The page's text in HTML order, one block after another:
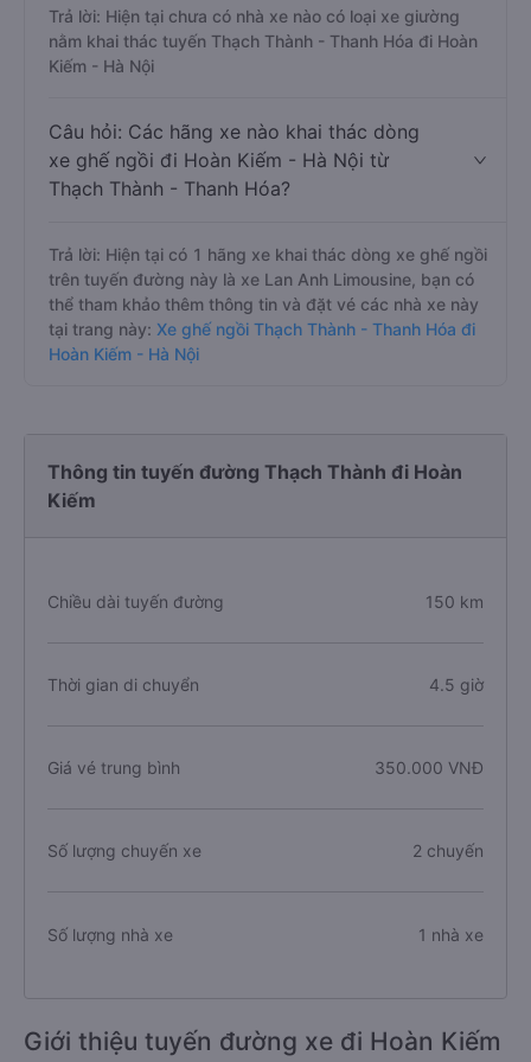
Trả lời: Hiện tại chưa có nhà xe nào có loại xe giường
nằm khai thác tuyến Thạch Thành - Thanh Hóa đi Hoàn
Kiếm - Hà Nội
Câu hỏi: Các hãng xe nào khai thác dòng
xe ghế ngồi đi Hoàn Kiếm - Hà Nội từ
Thạch Thành - Thanh Hóa?
Trả lời: Hiện tại có 1 hãng xe khai thác dòng xe ghế ngồi
trên tuyến đường này là xe Lan Anh Limousine, bạn có
thể tham khảo thêm thông tin và đặt vé các nhà xe này
tại trang này: Xe ghế ngồi Thạch Thành - Thanh Hóa đi
Hoàn Kiếm - Hà Nội
Thông tin tuyến đường Thạch Thành đi Hoàn
Kiếm
Chiều dài tuyến đường 150 km
Thời gian di chuyển 4.5 giờ
Giá vé trung bình 350.000 VNĐ
Số lượng chuyến xe 2 chuyến
Số lượng nhà xe 1 nhà xe
Giới thiệu tuyến đường xe đi Hoàn Kiếm